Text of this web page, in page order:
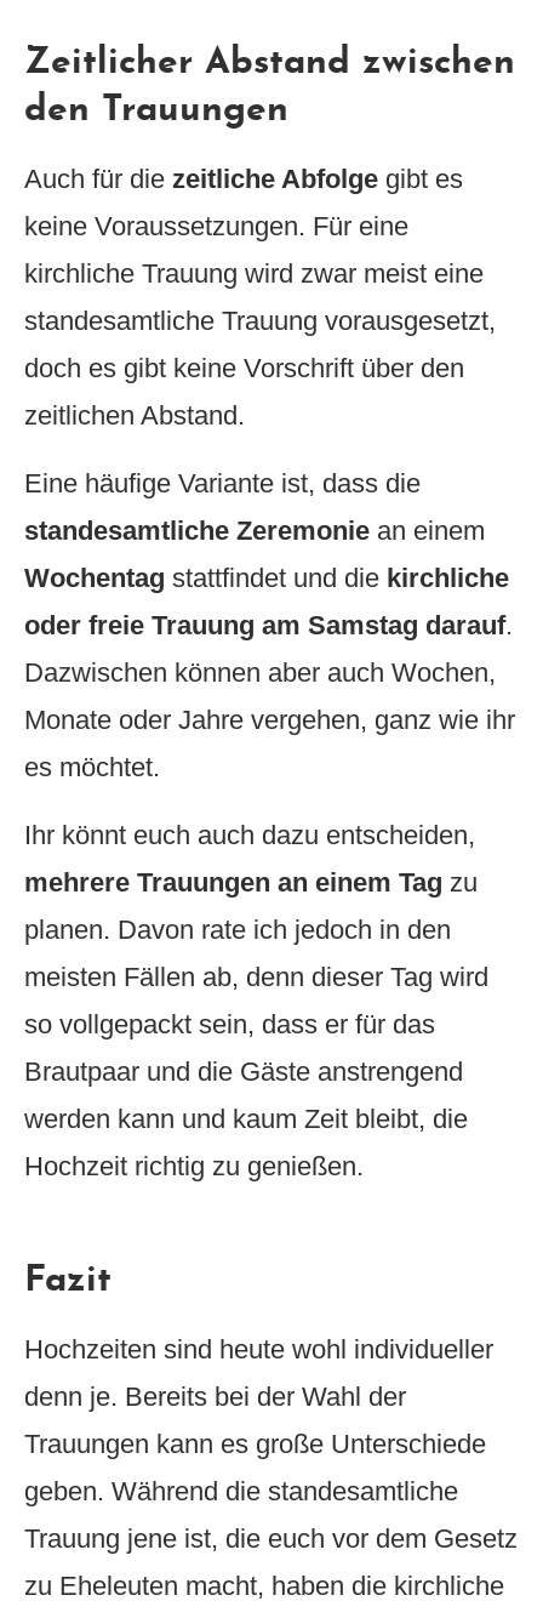
Zeitlicher Abstand zwischen
den Trauungen
Auch für die zeitliche Abfolge gibt es
keine Voraussetzungen. Für eine
kirchliche Trauung wird zwar meist eine
standesamtliche Trauung vorausgesetzt,
doch es gibt keine Vorschrift über den
zeitlichen Abstand.
Eine häufige Variante ist, dass die
standesamtliche Zeremonie an einem
Wochentag stattfindet und die kirchliche
oder freie Trauung am Samstag darauf.
Dazwischen können aber auch Wochen,
Monate oder Jahre vergehen, ganz wie ihr
es möchtet.
Ihr könnt euch auch dazu entscheiden,
mehrere Trauungen an einem Tag zu
planen. Davon rate ich jedoch in den
meisten Fällen ab, denn dieser Tag wird
so vollgepackt sein, dass er für das
Brautpaar und die Gäste anstrengend
werden kann und kaum Zeit bleibt, die
Hochzeit richtig zu genießen.
Fazit
Hochzeiten sind heute wohl individueller
denn je. Bereits bei der Wahl der
Trauungen kann es große Unterschiede
geben. Während die standesamtliche
Trauung jene ist, die euch vor dem Gesetz
zu Eheleuten macht, haben die kirchliche